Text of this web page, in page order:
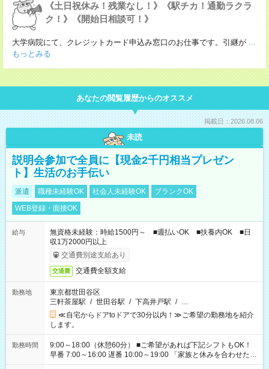
《土日祝休み！残業なし！》《駅チカ！通勤ラクラ
ク！》《開始日相談可！》
大学病院にて、クレジットカード申込み窓口のお仕事です。引継が ...
もっとみる
あなたの閲覧履歴からのオススメ
掲載日：2026.08.06
未読
説明会参加で全員に【現金2千円相当プレゼン
ト】生活のお手伝い
派遣 職種未経験OK 社会人未経験OK
ブランクOK
WEB登録・面接OK
給与
無資格未経験：時給1500円～ ■週払いOK ■扶養内OK ■日
収1万2000円以上
交通費別途支給あり
交通費 交通費全額支給
勤務地
東京都世田谷区
三軒茶屋駅 / 世田谷駅 / 下高井戸駅 / …
≪自宅からドアtoドアで30分以内！≫ご希望の勤務地を紹介
します。
勤務時間
9:00～18:00（休憩60分） ■ご希望があれば下記シフトもOK！
早番 7:00～16:00 遅番 10:00～19:00 「家族と休みを合わせた
い」 「余裕を持って夕飯の準備がしたい」 「できれば残業はし